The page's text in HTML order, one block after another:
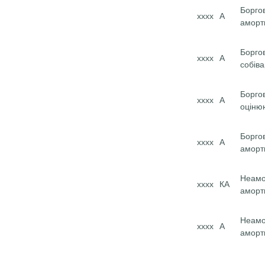
хххх А
хххх А
хххх А
хххх А
хххх КА
хххх А